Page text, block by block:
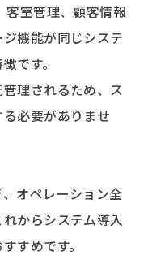
客室管理、顧客情報
機能が同じシステ
です。
理されるため、ス
必要がありませ
オペレーション全
からシステム導入
すめです。